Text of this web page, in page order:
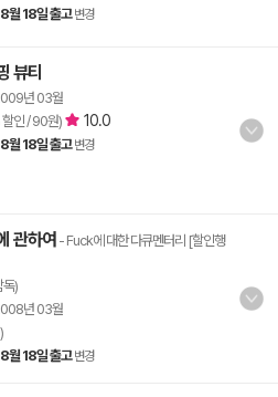
8월 18일 출고 변경
뷰티
년 03월
인 / 90원) 10.0
8월 18일 출고 변경
관하여 - Fuck에 대한 다큐멘터리 [할인행
)
년 03월
8월 18일 출고 변경